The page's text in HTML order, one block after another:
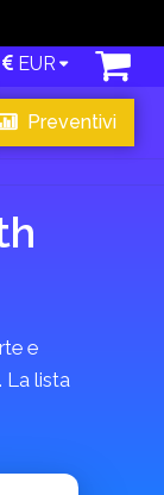
EUR
Preventivi
e
La lista